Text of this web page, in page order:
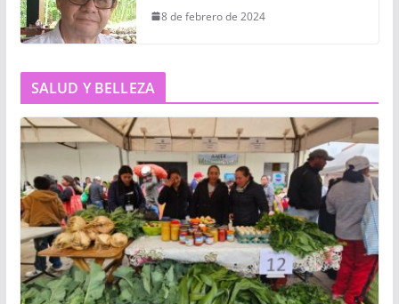
8 de febrero de 2024
SALUD Y BELLEZA